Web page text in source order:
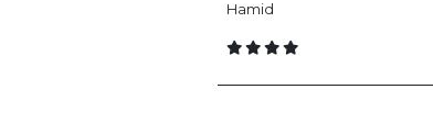
Hamid